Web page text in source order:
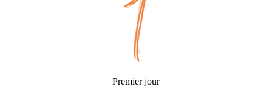
Premier jour